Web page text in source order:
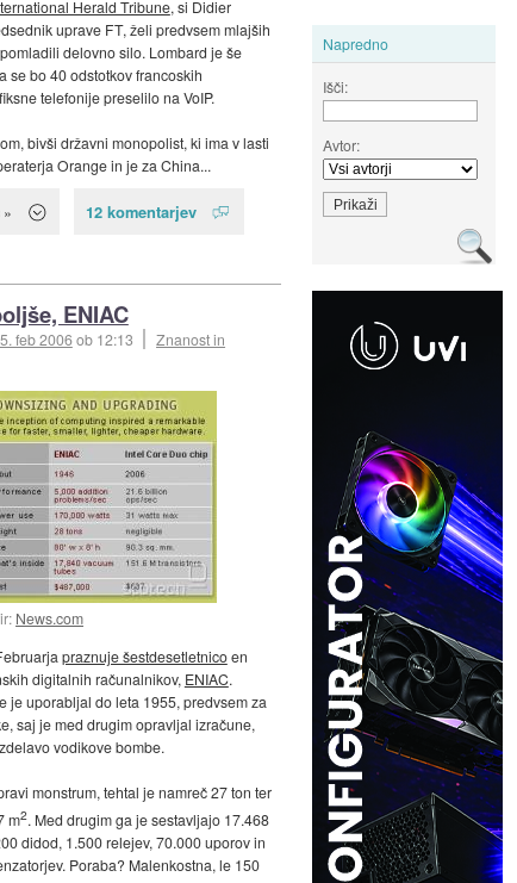
Napredno
Išči:
Avtor:
Herald Tribune, si Didier
uprave FT, želi predvsem mlajših
delovno silo. Lombard je še
se bo 40 odstotkov francoskih
telefonije preselilo na VoIP.
bivši državni monopolist, ki ima v lasti
Orange in je za China...
12 komentarjev
ENIAC
feb 2006ob 12:13
Znanost in
News.com
praznuje šestdesetletnicoen
digitalnih računalnikov, ENIAC.
je uporabljal do leta 1955, predvsem za
saj je med drugim opravljal izračune,
vodikove bombe.
monstrum, tehtal je namreč 27 ton ter
m2. Med drugim ga je sestavljajo 17.468
didod, 1.500 relejev, 70.000 uporov in
Poraba? Malenkostna, le 150